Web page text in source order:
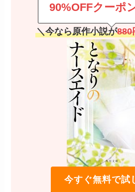
90%OFFクーポ
＼今なら原作小説が880
今すぐ無料で試